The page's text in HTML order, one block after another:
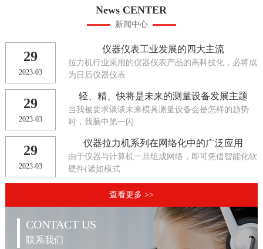
News CENTER
新闻中心
29
2023-03
仪器仪表工业发展的四大主流
拉力机行业采用的仪器仪表产品的高科技化，必将成
为日后仪器仪表
29
2023-03
轻、精、快将是未来的测量设备发展主题
当我被要求谈谈未来模具测量设备会是怎样的趋势
时，我脑中第一闪
29
2023-03
仪器拉力机系列在网络化中的广泛应用
由于仪器与计算机一旦组成网络，即可凭借智能化软
硬件(诸如模式
查看更多 >>
CONTACT US
联系我们